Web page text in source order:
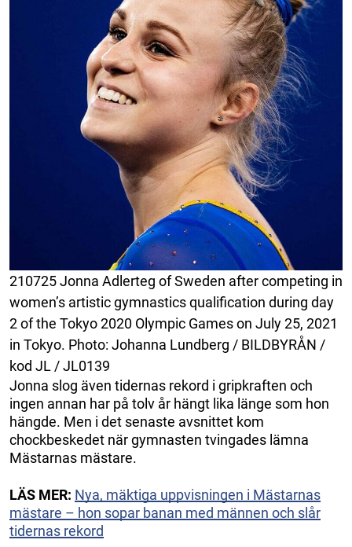
210725 Jonna Adlerteg of Sweden after competing in
women’s artistic gymnastics qualification during day
2 of the Tokyo 2020 Olympic Games on July 25, 2021
in Tokyo. Photo: Johanna Lundberg / BILDBYRÅN /
kod JL / JL0139
Jonna slog även tidernas rekord i gripkraften och
ingen annan har på tolv år hängt lika länge som hon
hängde. Men i det senaste avsnittet kom
chockbeskedet när gymnasten tvingades lämna
Mästarnas mästare.
LÄS MER: Nya, mäktiga uppvisningen i Mästarnas
mästare – hon sopar banan med männen och slår
tidernas rekord